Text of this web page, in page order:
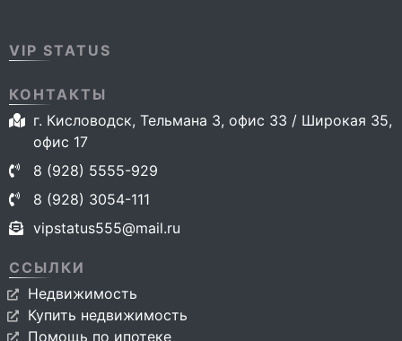
VIP STATUS
КОНТАКТЫ
г. Кисловодск, Тельмана 3, офис 33 / Широкая 35,
офис 17
8 (928) 5555-929
8 (928) 3054-111
vipstatus555@mail.ru
ССЫЛКИ
Недвижимость
Купить недвижимость
Помощь по ипотеке